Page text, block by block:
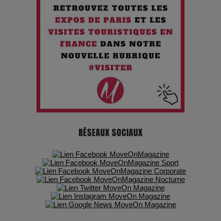
Chien 51 - Quand l’IA prend le pouvoir : une plongée dans un
futur troublant
Maïra Kerey, la “voix d’or du Kazakhstan”, célèbre ses 30
ans de carrière à la Salle Gaveau
Les dessous de la fast fashion : un désastre écologique en
7 Techniques Secrètes des Photographes de Stars
Adieu Jean-Pat : rire au bord du précipice
Pharaonic Festival 2025 : 10 ans d’électro sous les
montagnes, une fête à ne pas manquer
RÉSEAUX SOCIAUX